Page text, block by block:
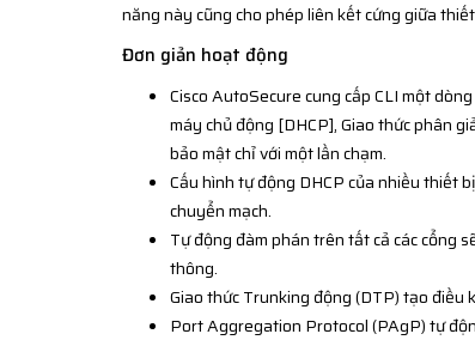
năng này cũng cho phép liên kết cứng giữa
Đơn giản hoạt động
Cisco AutoSecure cung cấp CLI một
máy chủ động [DHCP], Giao thức phân
bảo mật chỉ với một lần chạm.
Cấu hình tự động DHCP của nhiều thiết
chuyển mạch.
Tự động đàm phán trên tất cả các cổng
thông.
Giao thức Trunking động (DTP) tạo điều
Port Aggregation Protocol (PAgP) tự